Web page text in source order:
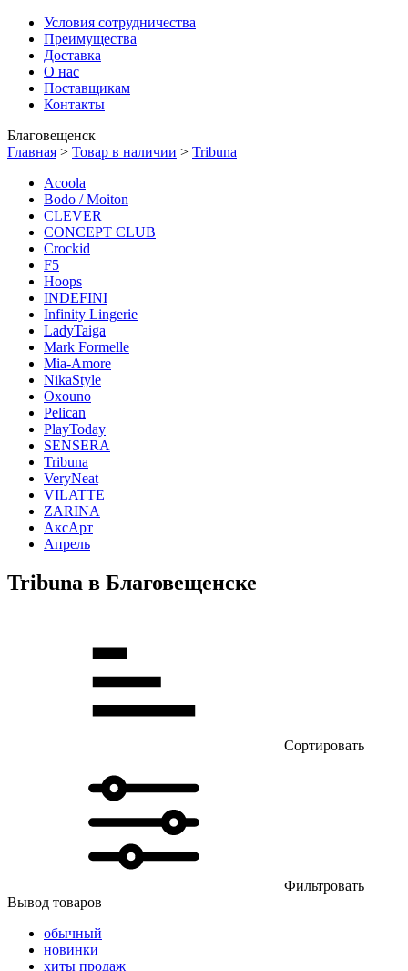
Условия сотрудничества
Преимущества
Доставка
О нас
Поставщикам
Контакты
Благовещенск
Главная > Товар в наличии > Tribuna
Acoola
Bodo / Moiton
CLEVER
CONCEPT CLUB
Crockid
F5
Hoops
INDEFINI
Infinity Lingerie
LadyTaiga
Mark Formelle
Mia-Amore
NikaStyle
Oxouno
Pelican
PlayToday
SENSERA
Tribuna
VeryNeat
VILATTE
ZARINA
АксАрт
Апрель
Tribuna в Благовещенске
Сортировать
Фильтровать
Вывод товаров
обычный
новинки
хиты продаж